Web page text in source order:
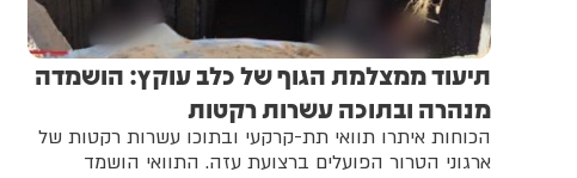
תיעוד ממצלמת הגוף של כלב עוקץ: הושמדה
מנהרה ובתוכה עשרות רקטות
הכוחות איתרו תוואי תת-קרקעי ובתוכו עשרות רקטות של
ארגוני הטרור הפועלים ברצועת עזה. התוואי הושמד